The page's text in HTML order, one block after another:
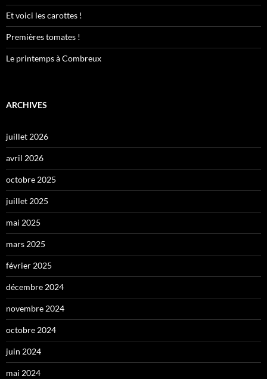
Et voici les carottes !
Premières tomates !
Le printemps à Combreux
ARCHIVES
juillet 2026
avril 2026
octobre 2025
juillet 2025
mai 2025
mars 2025
février 2025
décembre 2024
novembre 2024
octobre 2024
juin 2024
mai 2024